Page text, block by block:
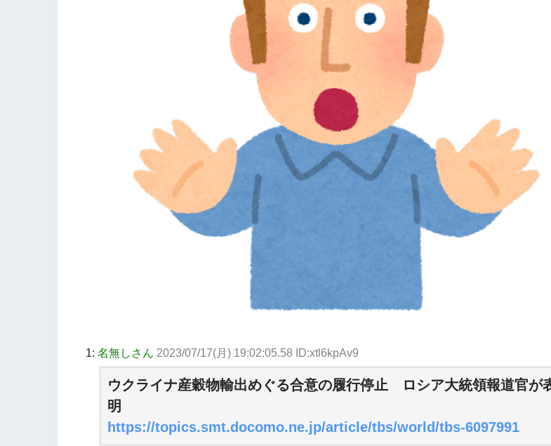
1: 名無しさん 2023/07/17(月) 19:02:05.58 ID:xtl6kpAv9
ウクライナ産穀物輸出めぐる合意の履行停止 ロシア大統領報道官が
明
https://topics.smt.docomo.ne.jp/article/tbs/world/tbs-6097991